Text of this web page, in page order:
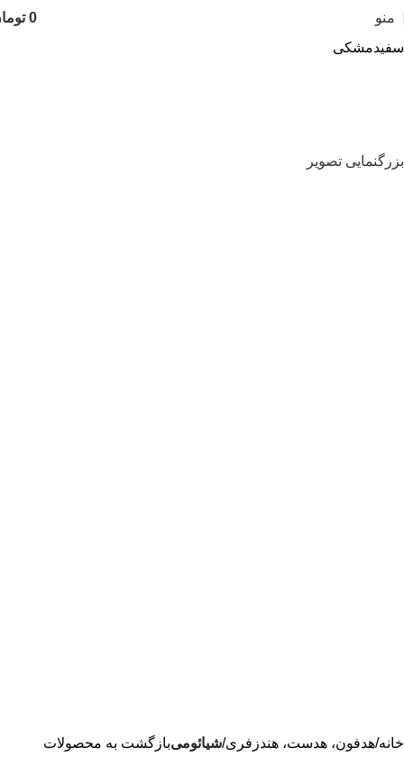
منو 0
سفیدمشکی
بزرگنمایی تصویر
خانه هدفون، هدست، هندزفری شیائومیبازگشت به محصولات